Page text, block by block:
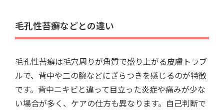
毛孔性苔癬などとの違い
毛孔性苔癬は毛穴周りが角質で盛り上がる皮膚トラブ
ルで、背中や二の腕などにざらつきを感じるのが特徴
です。背中ニキビと違って目立った炎症や痛みが少な
い場合が多く、ケアの仕方も異なります。自己判断で